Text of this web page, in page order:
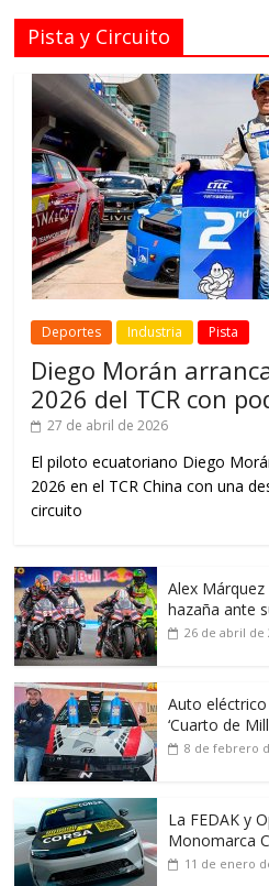
Pista y Circuito
Deportes Industria Pista
Diego Morán
2026 del TCR con
27 de abril de 2026
El piloto ecuatoriano Diego
2026 en el TCR China con una
circuito
Alex Márquez
hazaña ante
26 de abril de
Auto
‘Cuarto de
8 de febrero
La FEDAK y
Monomarca
11 de enero